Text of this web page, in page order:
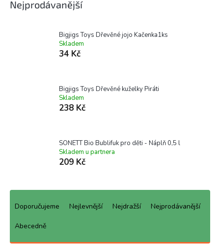
Nejprodávanější
Bigjigs Toys Dřevěné jojo Kačenka1ks
Skladem
34 Kč
Bigjigs Toys Dřevěné kuželky Piráti
Skladem
238 Kč
SONETT Bio Bublifuk pro děti - Náplň 0,5 l
Skladem u partnera
209 Kč
Ř
Doporučujeme Nejlevnější Nejdražší Nejprodávanější
Abecedně